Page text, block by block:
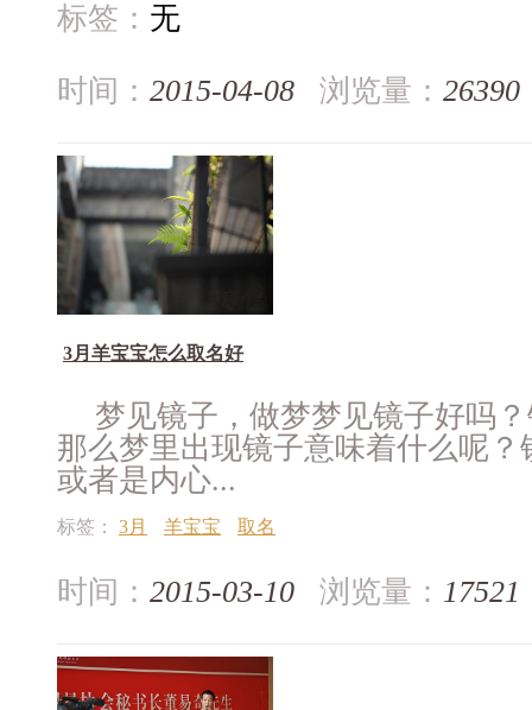
标签： 无
时间： 2015-04-08 浏览量： 26390
3月羊宝宝怎么取名好
梦见镜子，做梦梦见镜子好吗
那么梦里出现镜子意味着什么呢
或者是内心...
标签： 3月 羊宝宝 取名
时间： 2015-03-10 浏览量： 17521